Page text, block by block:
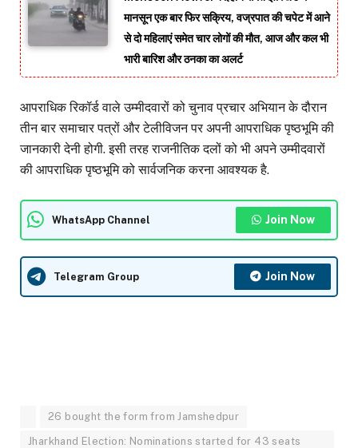
मानसून एक बार फिर सक्रिय, वज्रपात की चपेट में आने
से दो महिलाएं समेत चार लोगों की मौत, आज और कल भी
भारी बारिश और ठनका का अलर्ट
आपराधिक रिकॉर्ड वाले उम्मीदवारों को चुनाव प्रचार अभियान के दौरान
तीन बार समाचार पत्रों और टेलीविजन पर अपनी आपराधिक पृष्ठभूमि की
जानकारी देनी होगी. इसी तरह राजनीतिक दलों को भी अपने उम्मीदवारों
की आपराधिक पृष्ठभूमि को सार्वजनिक करना आवश्यक है.
WhatsApp Channel Join Now
Telegram Group Join Now
26 bought the form from Jamshedpur
Jharkhand Election: Nominations started for 43 seats